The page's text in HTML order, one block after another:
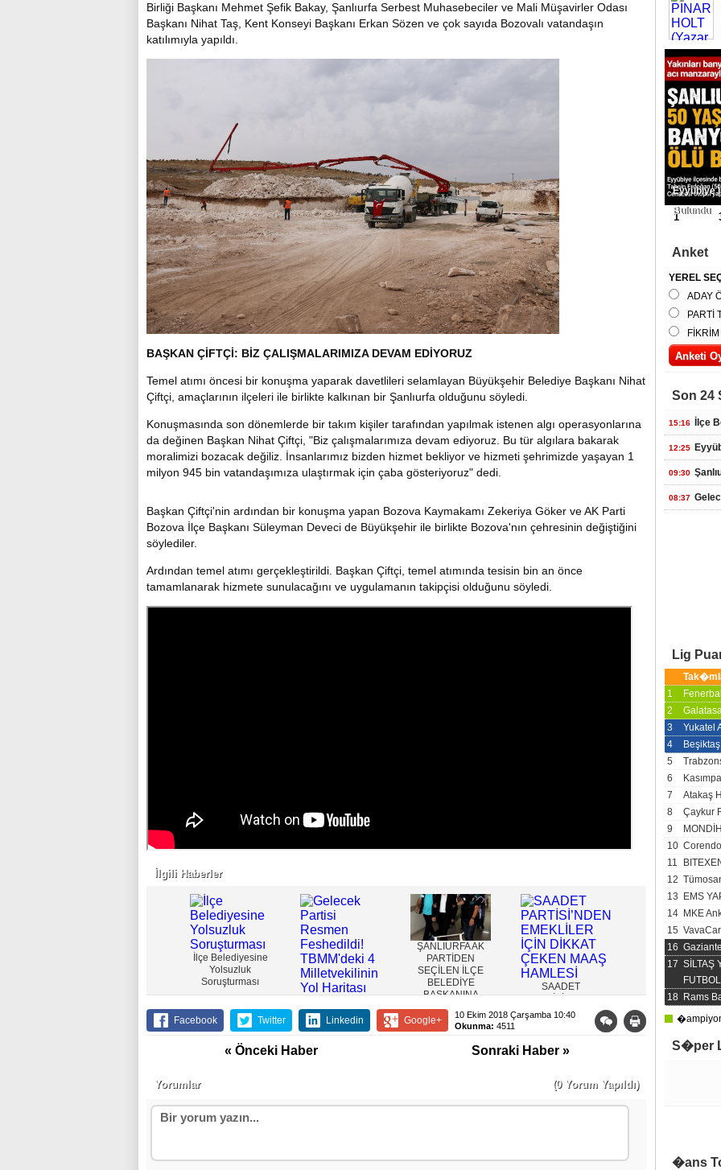
Birliği Başkanı Mehmet Şefik Bakay, Şanlıurfa Serbest Muhasebeciler ve Mali Müşavirler Odası
Başkanı Nihat Taş, Kent Konseyi Başkanı Erkan Sözen ve çok sayıda Bozovalı vatandaşın
katılımıyla yapıldı.
BAŞKAN ÇİFTÇİ: BİZ ÇALIŞMALARIMIZA DEVAM EDİYORUZ
Temel atımı öncesi bir konuşma yaparak davetlileri selamlayan Büyükşehir Belediye Başkanı Nihat
Çiftçi, amaçlarının ilçeleri ile birlikte kalkınan bir Şanlıurfa olduğunu söyledi.
Konuşmasında son dönemlerde bir takım kişiler tarafından yapılmak istenen algı operasyonlarına
da değinen Başkan Nihat Çiftçi, "Biz çalışmalarımıza devam ediyoruz. Bu tür algılara bakarak
moralimizi bozacak değiliz. İnsanlarımız bizden hizmet bekliyor ve hizmeti şehrimizde yaşayan 1
milyon 945 bin vatandaşımıza ulaştırmak için çaba gösteriyoruz" dedi.
Başkan Çiftçi'nin ardından bir konuşma yapan Bozova Kaymakamı Zekeriya Göker ve AK Parti
Bozova İlçe Başkanı Süleyman Deveci de Büyükşehir ile birlikte Bozova'nın çehresinin değiştiğini
söylediler.
Ardından temel atımı gerçekleştirildi. Başkan Çiftçi, temel atımında tesisin bin an önce
tamamlanarak hizmete sunulacağını ve uygulamanın takipçisi olduğunu söyledi.
İlgili Haberler
İlçe Belediyesine
Yolsuzluk
Soruşturması
Gelecek Partisi
TBMM'deki 4
ŞANLIURFA AK
PARTİDEN
SEÇİLEN İLÇE
BELEDİYE
BAŞKANINA
OPERASYON
SAADET
PARTİSİ’NDEN
EMEKLİLER İÇİN
DİKKAT ÇEKEN
YENİDEN REFAH
PARTİSİNDE
ÖNEMLİ GÖREV
Facebook
Twitter Linkedin Google+
10 Ekim 2018 Çarşamba 10:40
Okunma: 4511
« Önceki Haber Sonraki Haber »
(0 Yorum Yapıldı)
Yorumlar
Eyyübiye
Bulundu
1 2
Anket
YEREL
ADAY
PARTİ
Son 24
15:16 İlçe
12:25
09:30
08:37
Lig
1
2
3
Yukatel
4
Beşiktaş
5
6
7
Atakaş
8
Çaykur
9
10
11
12
13
EMS
14 MKE
15
16
17 SİLTAŞ
18 Rams
S�per
�ans